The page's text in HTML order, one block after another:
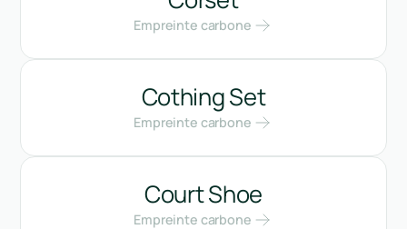
Empreinte carbone
Cothing Set
Empreinte carbone
Court Shoe
Empreinte carbone